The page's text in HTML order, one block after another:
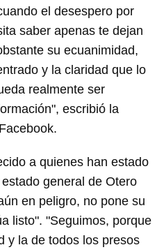
el desespero por
saber apenas te dejan
su ecuanimidad,
y la claridad que lo
realmente ser
escribió la
a quienes han estado
general de Otero
en peligro, no pone su
listo". "Seguimos, porque
y la de todos los presos